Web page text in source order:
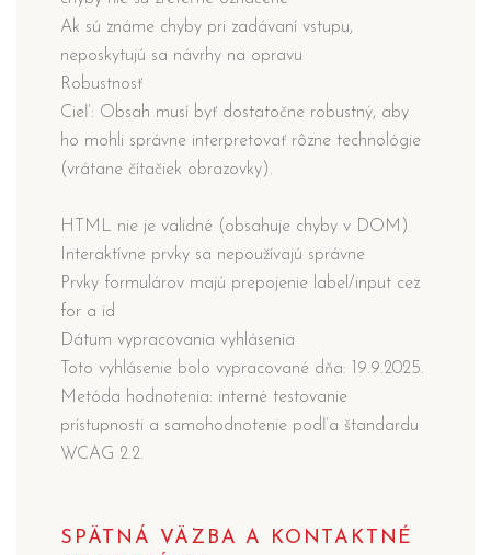
Ak sú známe chyby pri zadávaní vstupu,
neposkytujú sa návrhy na opravu
Robustnosť
Cieľ: Obsah musí byť dostatočne robustný, aby
ho mohli správne interpretovať rôzne technológie
(vrátane čítačiek obrazovky).
HTML nie je validné (obsahuje chyby v DOM)
Interaktívne prvky sa nepoužívajú správne
Prvky formulárov majú prepojenie label/input cez
for a id
Dátum vypracovania vyhlásenia
Toto vyhlásenie bolo vypracované dňa: 19.9.2025.
Metóda hodnotenia: interné testovanie
prístupnosti a samohodnotenie podľa štandardu
WCAG 2.2.
SPÄTNÁ VÄZBA A KONTAKTNÉ